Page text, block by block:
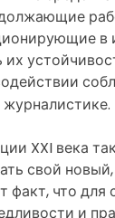
в
их
XXI века
свой
факт, что для
и